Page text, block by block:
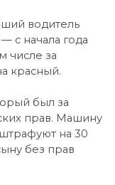
водитель
с начала года
числе за
красный.
был за
прав. Машину
на 30
без прав